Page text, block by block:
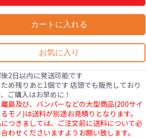
カートに入れる
お気に入り
2日以内に発送可能です
め残りあと1個です 店頭でも販売しており
ご購入はお早めに！
島及び、バンパーなどの大型商品(200サイ
モノ)は送料が別途お見積りとなります。
つきましては、ご注文前に送料について必
わせくださいますようお願い致します。